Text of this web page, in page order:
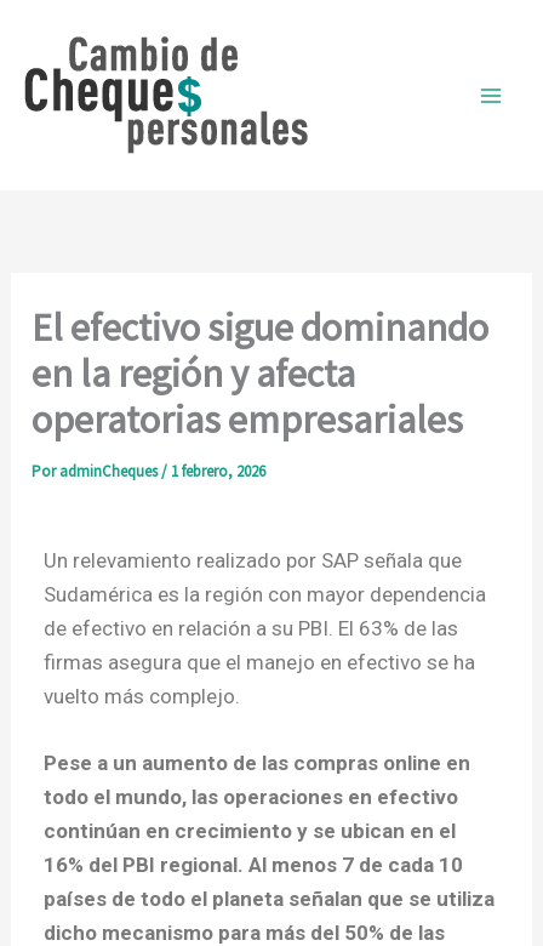
contenido
El efectivo sigue dominando
en la región y afecta
operatorias empresariales
PoradminCheques/ 1 febrero, 2026
Un relevamiento realizado por SAP señala que
Sudamérica es la región con mayor dependencia
de efectivo en relación a su PBI. El 63% de las
firmas asegura que el manejo en efectivo se ha
vuelto más complejo.
Pese a un aumento de las compras online en
todo el mundo, las operaciones en efectivo
continúan en crecimiento y se ubican en el
16% del PBI regional. Al menos 7 de cada 10
países de todo el planeta señalan que se utiliza
dicho mecanismo para más del 50% de las